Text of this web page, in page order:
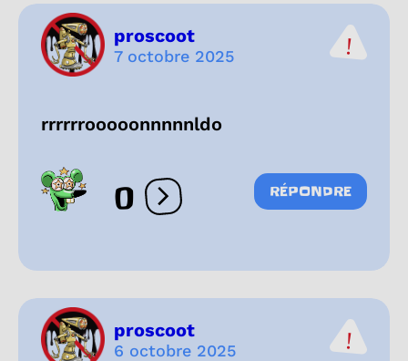
proscoot
7 octobre 2025
rrrrrrooooonnnnnldo
0 Ouvrir les réactions
RÉPONDRE
proscoot
6 octobre 2025